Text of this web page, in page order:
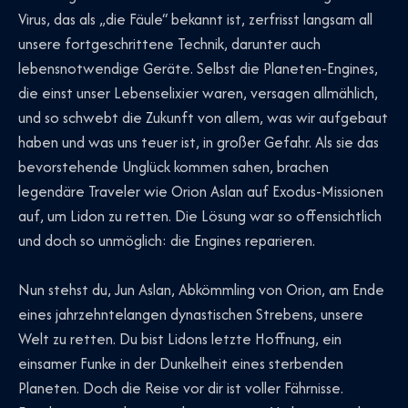
Virus, das als „die Fäule“ bekannt ist, zerfrisst langsam all
unsere fortgeschrittene Technik, darunter auch
lebensnotwendige Geräte. Selbst die Planeten-Engines,
die einst unser Lebenselixier waren, versagen allmählich,
und so schwebt die Zukunft von allem, was wir aufgebaut
haben und was uns teuer ist, in großer Gefahr. Als sie das
bevorstehende Unglück kommen sahen, brachen
legendäre Traveler wie Orion Aslan auf Exodus-Missionen
auf, um Lidon zu retten. Die Lösung war so offensichtlich
und doch so unmöglich: die Engines reparieren.
Nun stehst du, Jun Aslan, Abkömmling von Orion, am Ende
eines jahrzehntelangen dynastischen Strebens, unsere
Welt zu retten. Du bist Lidons letzte Hoffnung, ein
einsamer Funke in der Dunkelheit eines sterbenden
Planeten. Doch die Reise vor dir ist voller Fährnisse.